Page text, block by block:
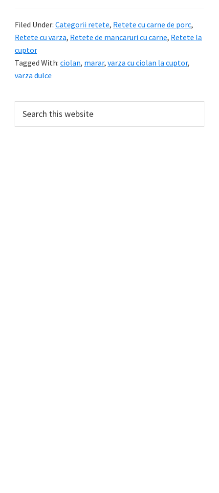
Filed Under: Categorii retete, Retete cu carne de porc,
Retete cu varza, Retete de mancaruri cu carne, Retete la
cuptor
Tagged With: ciolan, marar, varza cu ciolan la cuptor,
varza dulce
Primary
Sidebar
this